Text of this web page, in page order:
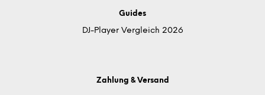
Guides
DJ-Player Vergleich 2026
Zahlung & Versand